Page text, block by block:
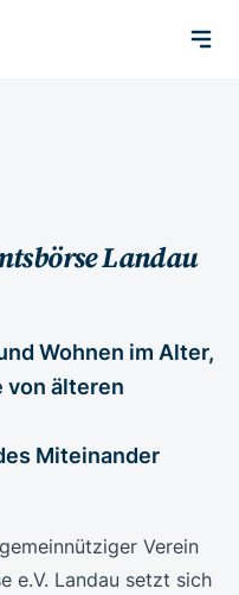
Landau
Wohnen im Alter,
von älteren
Miteinander
Verein
e.V. Landau setzt sich